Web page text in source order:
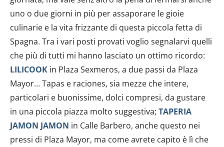
uno o due giorni in più per assaporare le gioie
culinarie e la vita frizzante di questa piccola fetta di
Spagna. Tra i vari posti provati voglio segnalarvi quelli
che più di tutti mi hanno lasciato un ottimo ricordo:
LILICOOK in Plaza Sexmeros, a due passi da Plaza
Mayor… Tapas e raciones, sia mezze che intere,
particolari e buonissime, dolci compresi, da gustare
in una piccola piazza molto suggestiva; TAPERIA
JAMON JAMON in Calle Barbero, anche questo nei
pressi di Plaza Mayor, ma come avrete capito è lì che